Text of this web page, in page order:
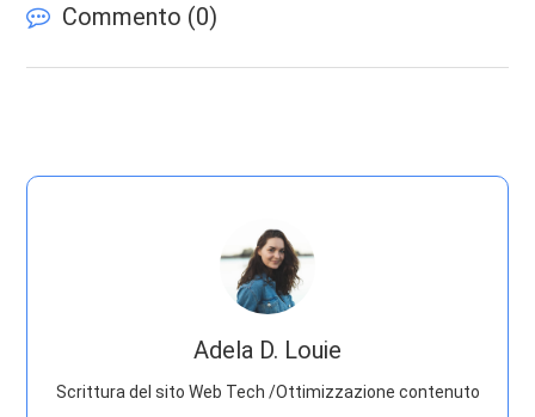
Commento (0)
Adela D. Louie
Scrittura del sito Web Tech /Ottimizzazione contenuto